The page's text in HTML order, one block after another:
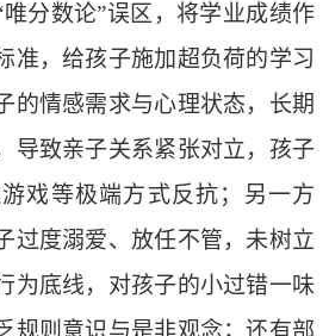
分数论”误区，将学业成绩作
准，给孩子施加超负荷的学习
的情感需求与心理状态，长期
导致亲子关系紧张对立，孩子
戏等极端方式反抗；另一方
过度溺爱、放任不管，未树立
为底线，对孩子的小过错一味
规则意识与是非观念；还有部